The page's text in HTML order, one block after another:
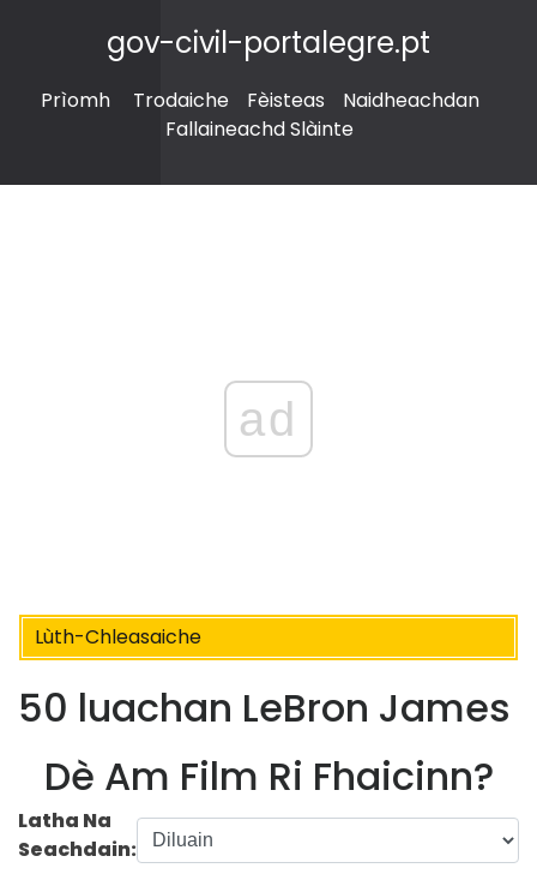
gov-civil-portalegre.pt
Prìomh Trodaiche Fèisteas
Naidheachdan
Fallaineachd Slàinte
ad
Lùth-Chleasaiche
50 luachan LeBron James
Dè Am Film Ri Fhaicinn?
Latha Na
Seachdain: